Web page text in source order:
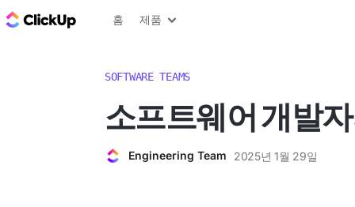
ClickUp 블로그
홈 제품
SOFTWARE TEAMS
소프트웨어 개발
Engineering Team 2025년 1월 29일